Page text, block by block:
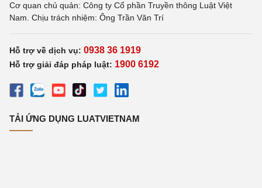
Cơ quan chủ quản: Công ty Cổ phần Truyền thông Luật Việt
Nam. Chịu trách nhiệm: Ông Trần Văn Trí
Hỗ trợ về dịch vụ: 0938 36 1919
Hỗ trợ giải đáp pháp luật: 1900 6192
TẢI ỨNG DỤNG LUATVIETNAM